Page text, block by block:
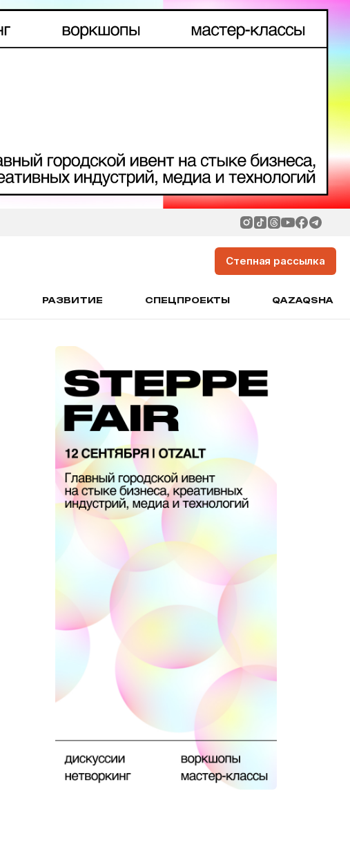
Степная рассылка
РАЗВИТИЕ СПЕЦПРОЕКТЫ QAZAQSHA